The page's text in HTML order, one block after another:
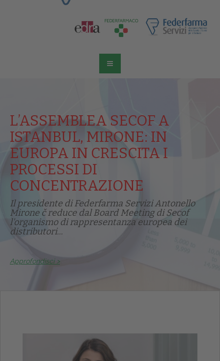
L’ASSEMBLEA SECOF A
ISTANBUL, MIRONE: IN
EUROPA IN CRESCITA I
PROCESSI DI
CONCENTRAZIONE
Il presidente di Federfarma Servizi Antonello
Mirone č reduce dal Board Meeting di Secof
l'organismo di rappresentanza europea dei
distributori...
Approfondisci >